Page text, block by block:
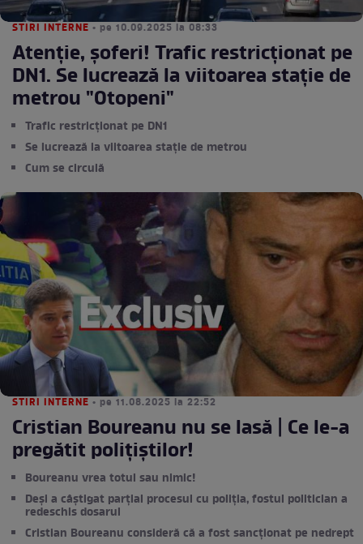
STIRI INTERNE • pe 10.09.2025 la 08:33
Atenție, șoferi! Trafic restricționat pe
DN1. Se lucrează la viitoarea stație de
metrou "Otopeni"
Trafic restricționat pe DN1
Se lucrează la viitoarea stație de metrou
Cum se circulă
STIRI INTERNE • pe 11.08.2025 la 22:52
Cristian Boureanu nu se lasă | Ce le-a
pregătit polițiștilor!
Boureanu vrea totul sau nimic!
Deși a câștigat parțial procesul cu poliția, fostul politician a
redeschis dosarul
Cristian Boureanu consideră că a fost sancționat pe nedrept